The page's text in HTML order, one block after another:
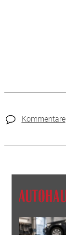
Kommentare